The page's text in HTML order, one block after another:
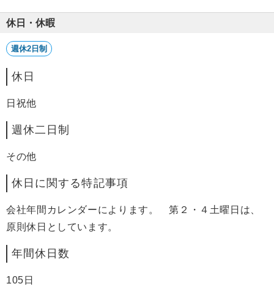
休日・休暇
週休2日制
休日
日祝他
週休二日制
その他
休日に関する特記事項
会社年間カレンダーによります。 第２・４土曜日は、
原則休日としています。
年間休日数
105日